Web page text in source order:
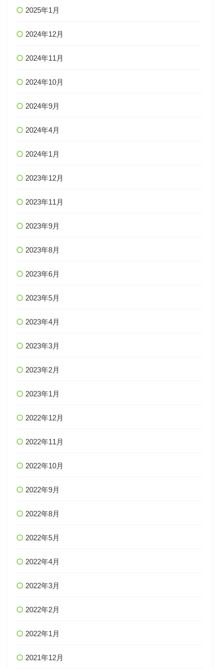
2025年1月
2024年12月
2024年11月
2024年10月
2024年9月
2024年4月
2024年1月
2023年12月
2023年11月
2023年9月
2023年8月
2023年6月
2023年5月
2023年4月
2023年3月
2023年2月
2023年1月
2022年12月
2022年11月
2022年10月
2022年9月
2022年8月
2022年5月
2022年4月
2022年3月
2022年2月
2022年1月
2021年12月